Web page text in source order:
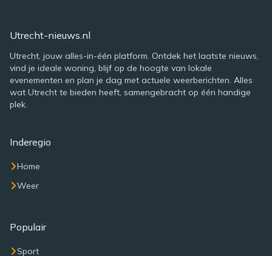
Utrecht-nieuws.nl
Utrecht, jouw alles-in-één platform. Ontdek het laatste nieuws,
vind je ideale woning, blijf op de hoogte van lokale
evenementen en plan je dag met actuele weerberichten. Alles
wat Utrecht te bieden heeft, samengebracht op één handige
plek.
Inderegio
Home
Weer
Populair
Sport